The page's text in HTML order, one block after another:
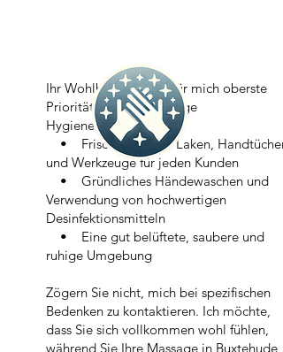
Ihr Wohlbefinden hat für mich oberste
Priorität. Ich halte strenge
Hygienestandards ein:
• Frisch sanitierte Laken, Handtücher
und Werkzeuge für jeden Kunden
• Gründliches Händewaschen und
Verwendung von hochwertigen
Desinfektionsmitteln
• Eine gut belüftete, saubere und
ruhige Umgebung
Zögern Sie nicht, mich bei spezifischen
Bedenken zu kontaktieren. Ich möchte,
dass Sie sich vollkommen wohl fühlen,
während Sie Ihre Massage in Buxtehude